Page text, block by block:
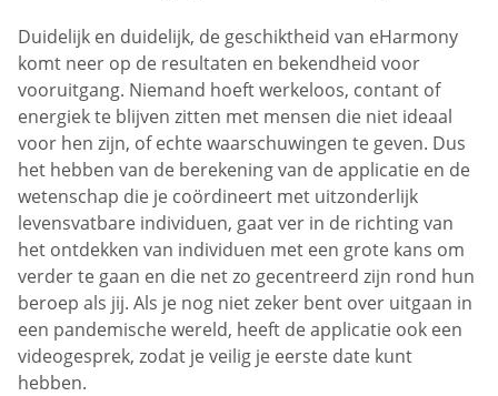
Duidelijk en duidelijk, de geschiktheid van eHarmony
komt neer op de resultaten en bekendheid voor
vooruitgang. Niemand hoeft werkeloos, contant of
energiek te blijven zitten met mensen die niet ideaal
voor hen zijn, of echte waarschuwingen te geven. Dus
het hebben van de berekening van de applicatie en de
wetenschap die je coördineert met uitzonderlijk
levensvatbare individuen, gaat ver in de richting van
het ontdekken van individuen met een grote kans om
verder te gaan en die net zo gecentreerd zijn rond hun
beroep als jij. Als je nog niet zeker bent over uitgaan in
een pandemische wereld, heeft de applicatie ook een
videogesprek, zodat je veilig je eerste date kunt
hebben.